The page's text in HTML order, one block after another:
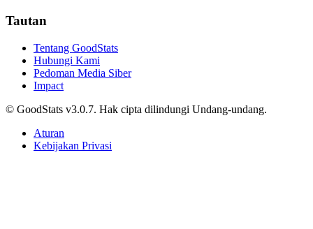
Tautan
Tentang GoodStats
Hubungi Kami
Pedoman Media Siber
Impact
© GoodStats v3.0.7. Hak cipta dilindungi Undang-undang.
Aturan
Kebijakan Privasi